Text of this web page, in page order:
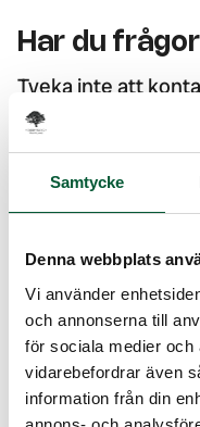
Samtycke
Denna webbplats
Vi använder
och annonserna till
för sociala medier
vidarebefordrar även
information från din
Har du
Tveka inte att
frågor!
Skicka
ansökan